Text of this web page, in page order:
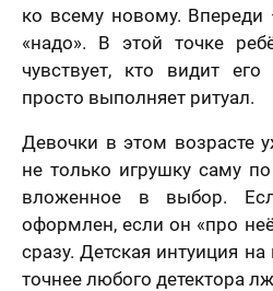
ко всему новому. Впереди
«надо». В этой точке
чувствует, кто видит
просто выполняет ритуал.
Девочки в этом возрасте
не только игрушку саму
вложенное в выбор.
оформлен, если он «про
сразу. Детская интуиция
точнее любого детектора